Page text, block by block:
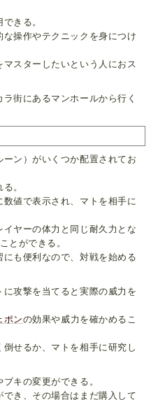
きる。
操作やテクニックを身につけ
スターしたいという人におス
街にあるマンホールから行く
ン）がいくつか配置されてお
。
値で表示され、マトを相手に
ヤーの体力と同じ耐久力とな
とができる。
も便利なので、対戦を始める
攻撃を当てると実際の威力を
ポンの効果や威力を確かめるこ
せるか、マトを相手に研究し
キの変更ができる。
き、その場合はまだ購入して